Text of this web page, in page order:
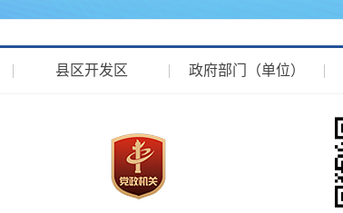
县区开发区 政府部门（单位）